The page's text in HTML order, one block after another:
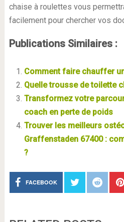
chaise à roulettes vous
facilement pour chercher vos
Publications Similaires :
Comment faire chauffer
Quelle trousse de toilette
Transformez votre
coach en perte de poids
Trouver les meilleurs
Graffenstaden 67400 :
?
FACEBOOK